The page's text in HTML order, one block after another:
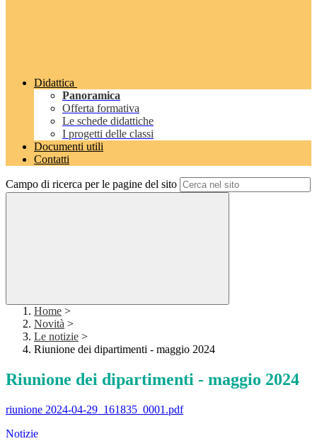
Didattica
Panoramica
Offerta formativa
Le schede didattiche
I progetti delle classi
Documenti utili
Contatti
Campo di ricerca per le pagine del sito
Home >
Novità >
Le notizie >
Riunione dei dipartimenti - maggio 2024
Riunione dei dipartimenti - maggio 2024
riunione 2024-04-29_161835_0001.pdf
Notizie